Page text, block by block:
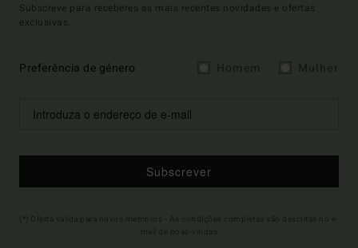
Subscreve para receberes as mais recentes novidades e ofertas
exclusivas.
Preferência de género
Subscrever